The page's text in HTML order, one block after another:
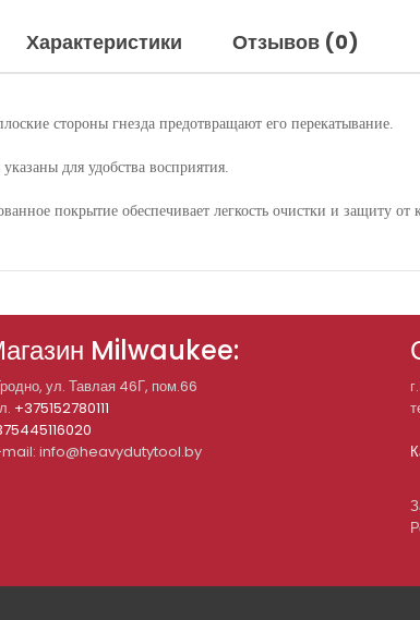
Характеристики Отзывов (0)
стороны гнезда предотвращают его перекатывание.
для удобства восприятия.
покрытие обеспечивает легкость очистки и защиту от
Milwaukee:
ул. Тавлая 46Г, пом.66
+375152780111
info@heavydutytool.by